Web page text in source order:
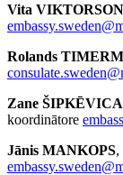
Vita
Rolands
Zane ŠIPKĒVICA
koordinātore
Jānis MANKOPS,